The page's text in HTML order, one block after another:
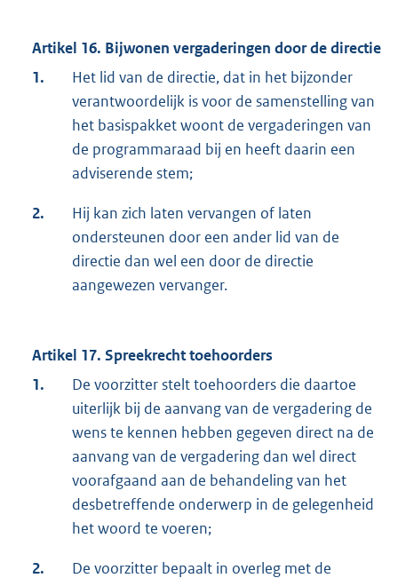
Artikel 16. Bijwonen vergaderingen door de directie
1.
Het lid van de directie, dat in het bijzonder
verantwoordelijk is voor de samenstelling van
het basispakket woont de vergaderingen van
de programmaraad bij en heeft daarin een
adviserende stem;
2.
Hij kan zich laten vervangen of laten
ondersteunen door een ander lid van de
directie dan wel een door de directie
aangewezen vervanger.
Artikel 17. Spreekrecht toehoorders
1.
De voorzitter stelt toehoorders die daartoe
uiterlijk bij de aanvang van de vergadering de
wens te kennen hebben gegeven direct na de
aanvang van de vergadering dan wel direct
voorafgaand aan de behandeling van het
desbetreffende onderwerp in de gelegenheid
het woord te voeren;
2.
De voorzitter bepaalt in overleg met de